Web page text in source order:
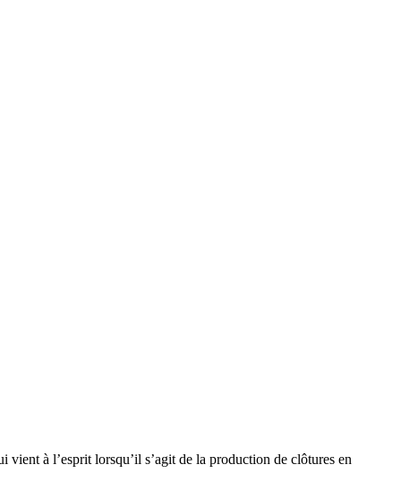
à l’esprit lorsqu’il s’agit de la production de clôtures en